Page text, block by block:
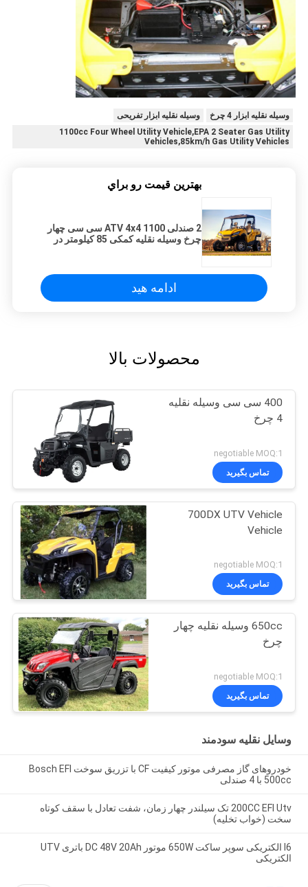
وسیله نقلیه ابزار 4 چرخ
وسیله نقلیه ابزار تفریحی
1100cc Four Wheel Utility Vehicle,EPA 2 Seater Gas Utility
Vehicles,85km/h Gas Utility Vehicles
بهترين قيمت رو براي
2 صندلی ATV 4x4 1100 سی سی چهار
چرخ وسیله نقلیه کمکی 85 کیلومتر در
ادامه هید
محصولات بالا
400 سی سی وسیله نقلیه
4 چرخ
negotiable MOQ:1
تماس بگیرید
700DX UTV Vehicle
Vehicle
negotiable MOQ:1
تماس بگیرید
650cc وسیله نقلیه چهار
چرخ
negotiable MOQ:1
تماس بگیرید
وسایل نقلیه سودمند
خودروهای گاز مصرفی موتور کیفیت CF با تزریق سوخت Bosch EFI
500cc با 4 صندلی
200CC EFI Utv تک سیلندر چهار زمان، شفت تعادل با سقف کوتاه
سخت (خواب تخلیه)
I6 الکتریکی سوپر ساکت 650W موتور DC 48V 20Ah باتری UTV
الکتریکی